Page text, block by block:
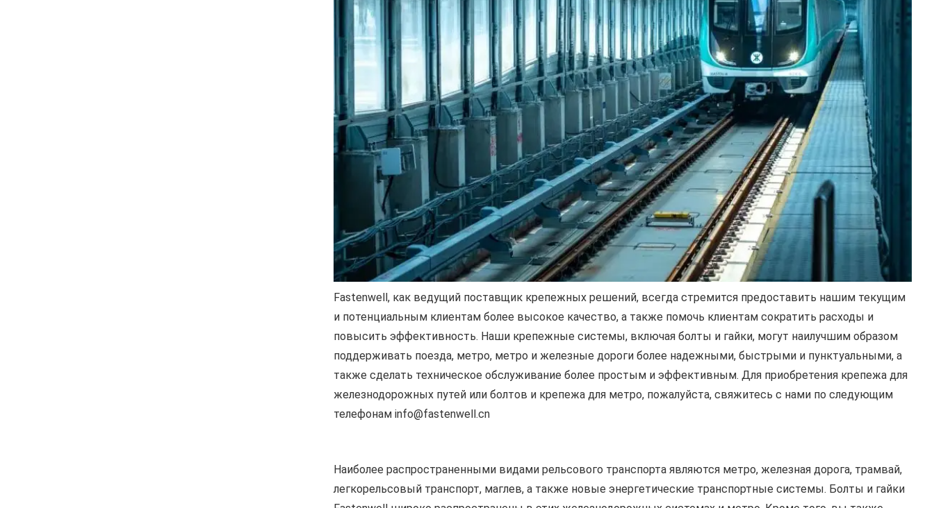
Fastenwell, как ведущий поставщик крепежных решений, всегда стремится предоставить нашим текущим
и потенциальным клиентам более высокое качество, а также помочь клиентам сократить расходы и
повысить эффективность. Наши крепежные системы, включая болты и гайки, могут наилучшим образом
поддерживать поезда, метро, метро и железные дороги более надежными, быстрыми и пунктуальными, а
также сделать техническое обслуживание более простым и эффективным. Для приобретения крепежа для
железнодорожных путей или болтов и крепежа для метро, пожалуйста, свяжитесь с нами по следующим
телефонам info@fastenwell.cn
Наиболее распространенными видами рельсового транспорта являются метро, железная дорога, трамвай,
легкорельсовый транспорт, маглев, а также новые энергетические транспортные системы. Болты и гайки